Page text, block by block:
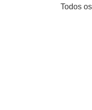
Todos